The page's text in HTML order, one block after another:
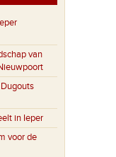
van
in Ieper
voor de